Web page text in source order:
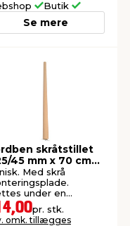
Butik
Se mere
skråtstillet
45 mm x 70 cm
Med skrå
under en
for at lave
eller kontorbord.
pr. stk.
omk. tillægges